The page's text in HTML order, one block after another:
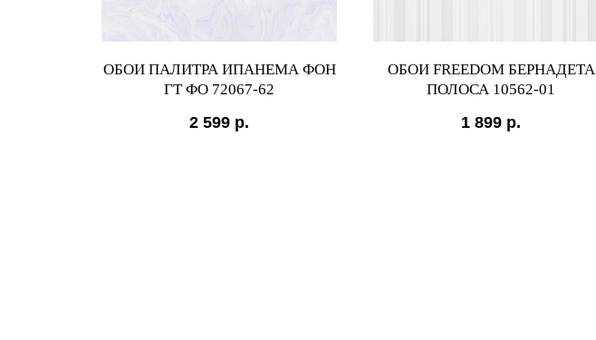
ОБОИ ПАЛИТРА ИПАНЕМА ФОН
ГТ ФО 72067-62
2 599 р.
ОБОИ FREEDOM БЕРНАДЕТА
ПОЛОСА 10562-01
1 899 р.